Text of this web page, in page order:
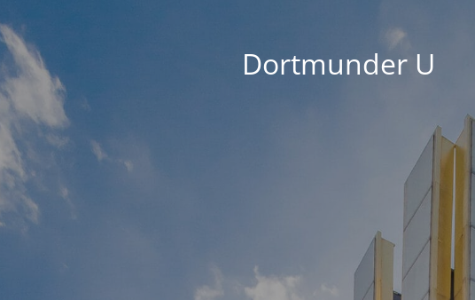
Dortmunder U